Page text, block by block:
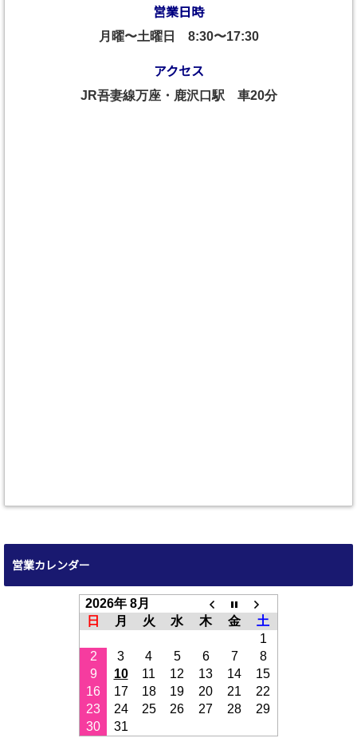
営業日時
月曜〜土曜日 8:30〜17:30
アクセス
JR吾妻線万座・鹿沢口駅 車20分
営業カレンダー
2026年 8月
日
月 火 水 木 金
土
1
2
3 4 5 6 7
8
9
10 11 12 13 14
15
16
17 18 19 20 21
22
23
24 25 26 27 28
29
30
31